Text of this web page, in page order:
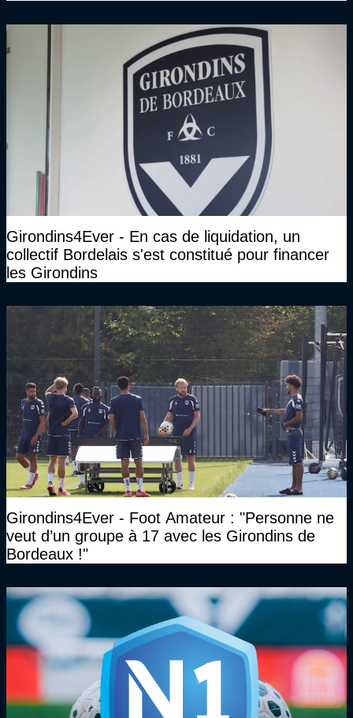
Girondins4Ever - En cas de liquidation, un
collectif Bordelais s'est constitué pour financer
les Girondins
Girondins4Ever - Foot Amateur : "Personne ne
veut d’un groupe à 17 avec les Girondins de
Bordeaux !"